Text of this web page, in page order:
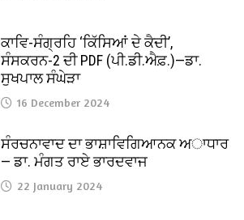
ਕਾਵਿ-ਸੰਗ੍ਰਹਿ ‘ਕਿੱਸਿਆਂ ਦੇ ਕੈਦੀ’,
ਸੰਸਕਰਨ-2 ਦੀ PDF (ਪੀ.ਡੀ.ਐਫ਼.)—ਡਾ.
ਸੁਖਪਾਲ ਸੰਘੇੜਾ
16 December 2024
ਸੰਰਚਨਾਵਾਦ ਦਾ ਭਾਸ਼ਾਵਿਗਿਆਨਕ ਅਾਧਾਰ
— ਡਾ. ਮੰਗਤ ਰਾਏ ਭਾਰਦਵਾਜ
22 January 2024